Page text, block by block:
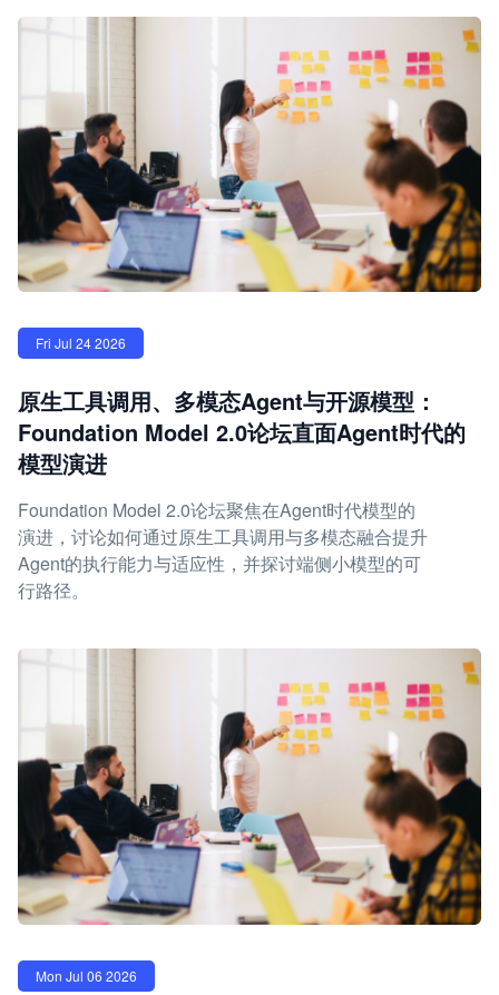
Fri Jul 24 2026
原生工具调用、多模态Agent与开源模型：
Foundation Model 2.0论坛直面Agent时代的
模型演进
Foundation Model 2.0论坛聚焦在Agent时代模型的
演进，讨论如何通过原生工具调用与多模态融合提升
Agent的执行能力与适应性，并探讨端侧小模型的可
行路径。
Mon Jul 06 2026